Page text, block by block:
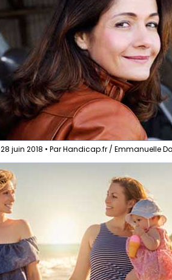
28 juin 2018 • Par Handicap.fr / Emmanuelle